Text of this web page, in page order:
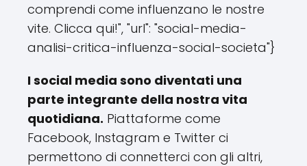
comprendi come influenzano le nostre
vite. Clicca qui!", "url": "social-media-
analisi-critica-influenza-social-societa"}
I social media sono diventati una
parte integrante della nostra vita
quotidiana. Piattaforme come
Facebook, Instagram e Twitter ci
permettono di connetterci con gli altri,